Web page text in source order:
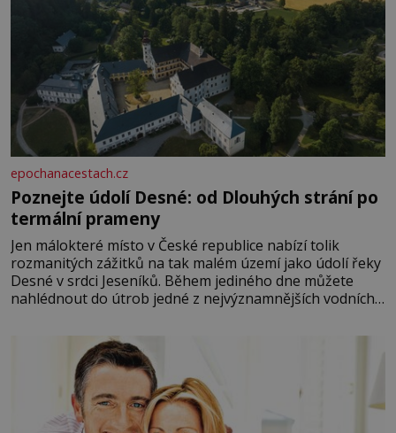
epochanacestach.cz
Poznejte údolí Desné: od Dlouhých strání po
termální prameny
Jen málokteré místo v České republice nabízí tolik
rozmanitých zážitků na tak malém území jako údolí řeky
Desné v srdci Jeseníků. Během jediného dne můžete
nahlédnout do útrob jedné z nejvýznamnějších vodních
se na koloběžce a den zakončit poznáváním památek ve
Velkých Losinách nebo v termálním